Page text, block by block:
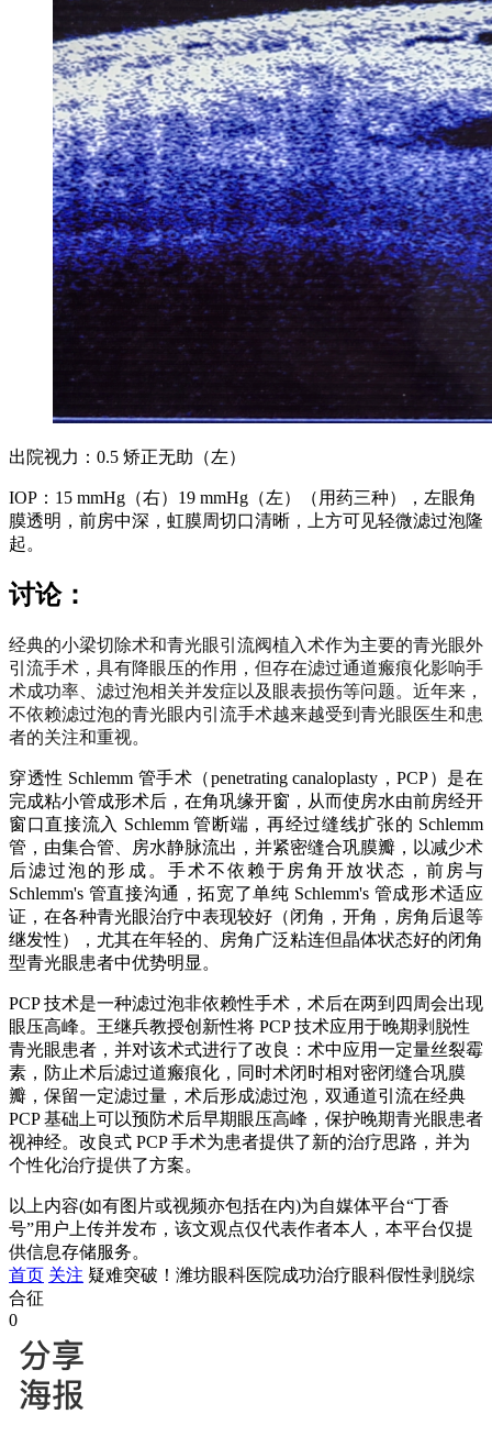
出院视力：0.5 矫正无助（左）
IOP：15 mmHg（右）19 mmHg（左）（用药三种），左眼角
膜透明，前房中深，虹膜周切口清晰，上方可见轻微滤过泡隆
起。
讨论：
经典的小梁切除术和青光眼引流阀植入术作为主要的青光眼外
引流手术，具有降眼压的作用，但存在滤过通道瘢痕化影响手
术成功率、滤过泡相关并发症以及眼表损伤等问题。近年来，
不依赖滤过泡的青光眼内引流手术越来越受到青光眼医生和患
者的关注和重视。
穿透性 Schlemm 管手术（penetrating canaloplasty，PCP）是在
完成粘小管成形术后，在角巩缘开窗，从而使房水由前房经开
窗口直接流入 Schlemm 管断端，再经过缝线扩张的 Schlemm
管，由集合管、房水静脉流出，并紧密缝合巩膜瓣，以减少术
后滤过泡的形成。手术不依赖于房角开放状态，前房与
Schlemm's 管直接沟通，拓宽了单纯 Schlemm's 管成形术适应
证，在各种青光眼治疗中表现较好（闭角，开角，房角后退等
继发性），尤其在年轻的、房角广泛粘连但晶体状态好的闭角
型青光眼患者中优势明显。
PCP 技术是一种滤过泡非依赖性手术，术后在两到四周会出现
眼压高峰。王继兵教授创新性将 PCP 技术应用于晚期剥脱性
青光眼患者，并对该术式进行了改良：术中应用一定量丝裂霉
素，防止术后滤过道瘢痕化，同时术闭时相对密闭缝合巩膜
瓣，保留一定滤过量，术后形成滤过泡，双通道引流在经典
PCP 基础上可以预防术后早期眼压高峰，保护晚期青光眼患者
视神经。改良式 PCP 手术为患者提供了新的治疗思路，并为
个性化治疗提供了方案。
以上内容(如有图片或视频亦包括在内)为自媒体平台“丁香
号”用户上传并发布，该文观点仅代表作者本人，本平台仅提
供信息存储服务。
首页 关注 疑难突破！潍坊眼科医院成功治疗眼科假性剥脱综
合征
0